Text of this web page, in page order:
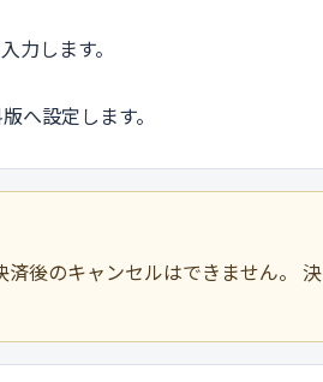
力します。
へ設定します。
後のキャンセルはできません。 決